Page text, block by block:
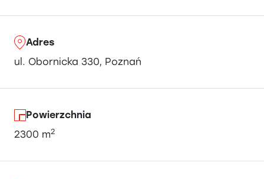
Adres
ul. Obornicka 330, Poznań
Powierzchnia
2300 m2